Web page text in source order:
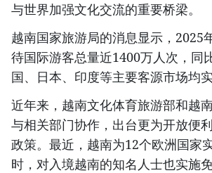
与世界加强文化交流的重要桥梁。
越南国家旅游局的消息显示，2025
待国际游客总量近1400万人次，同
国、日本、印度等主要客源市场均实
近年来，越南文化体育旅游部和越
与相关部门协作，出台更为开放便
政策。最近，越南为12个欧洲国家
时，对入境越南的知名人士也实施免